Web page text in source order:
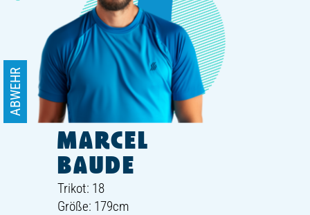
MARCEL
BAUDE
ABWEHR
Trikot: 18
Größe: 179cm